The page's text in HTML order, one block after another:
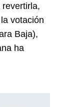
votación
Baja),
ha